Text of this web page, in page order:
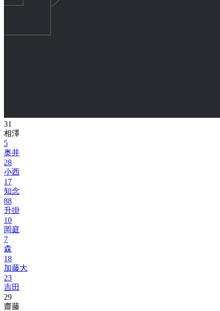
31
相澤
5
奥井
28
小西
17
知念
88
升掛
10
岡庭
7
森
18
加藤大
23
吉田
29
齋藤